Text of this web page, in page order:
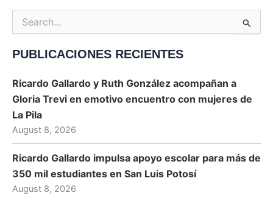
Search
for:
PUBLICACIONES RECIENTES
Ricardo Gallardo y Ruth González acompañan a
Gloria Trevi en emotivo encuentro con mujeres de
La Pila
August 8, 2026
Ricardo Gallardo impulsa apoyo escolar para más de
350 mil estudiantes en San Luis Potosí
August 8, 2026